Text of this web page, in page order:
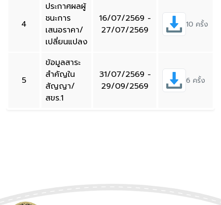
4
ประกาศผลผู้
ชนะการ
เสนอราคา/
เปลี่ยนแปลง
16/07/2569 -
27/07/2569
10 ครั้ง
5
ข้อมูลสาระ
สำคัญใน
สัญญา/
สขร.1
31/07/2569 -
29/09/2569
6 ครั้ง